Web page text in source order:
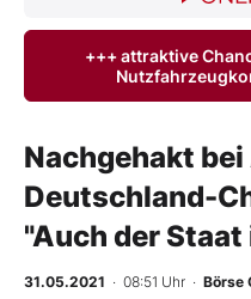
Finanz-Check
+++ attraktive
Nachgehakt
Deutschland-
"Auch der
31.05.2021 · 08:51 Uhr · Börse